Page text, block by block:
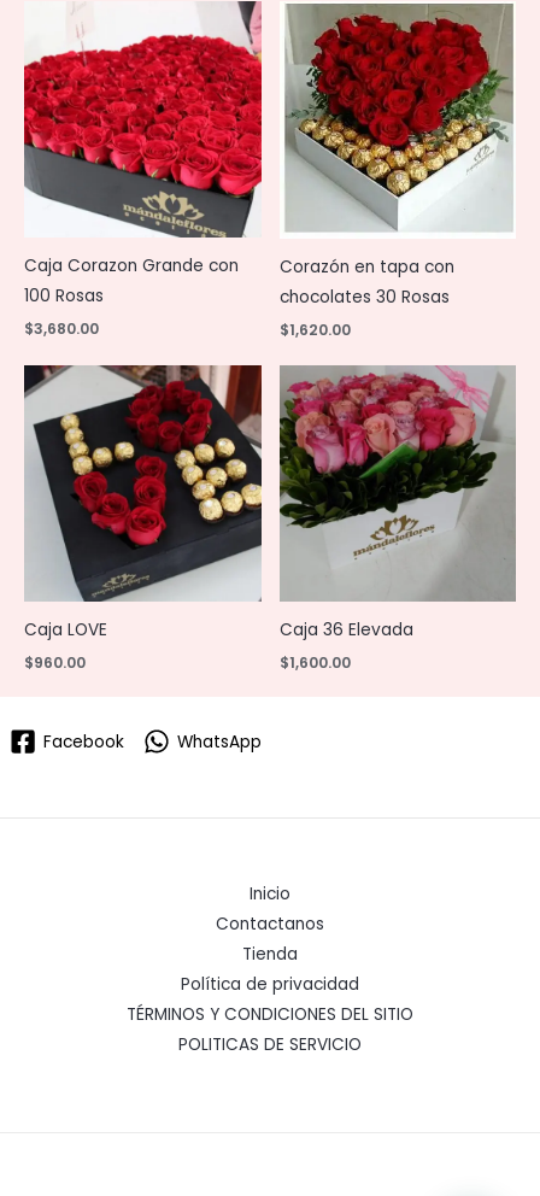
Caja Corazon Grande con
100 Rosas
$3,680.00
Corazón en tapa con
chocolates 30 Rosas
$1,620.00
Caja LOVE
$960.00
Caja 36 Elevada
$1,600.00
Facebook WhatsApp
Inicio
Contactanos
Tienda
Política de privacidad
TÉRMINOS Y CONDICIONES DEL SITIO
POLITICAS DE SERVICIO